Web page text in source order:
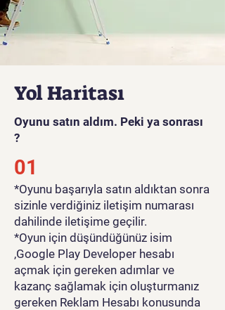
Yol Haritası
Oyunu satın aldım. Peki ya sonrası
?
01
*Oyunu başarıyla satın aldıktan sonra
sizinle verdiğiniz iletişim numarası
dahilinde iletişime geçilir.
*Oyun için düşündüğünüz isim
,Google Play Developer hesabı
açmak için gereken adımlar ve
kazanç sağlamak için oluşturmanız
gereken Reklam Hesabı konusunda